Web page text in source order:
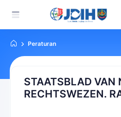
Peraturan
STAATSBLAD VAN
RECHTSWEZEN.